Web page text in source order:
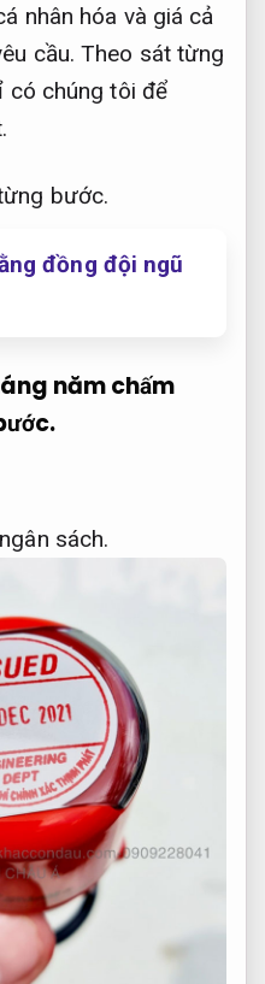
nhân hóa và giá cả
cầu. Theo sát từng
có chúng tôi để
bước.
đồng đội ngũ
năm chấm
sách.